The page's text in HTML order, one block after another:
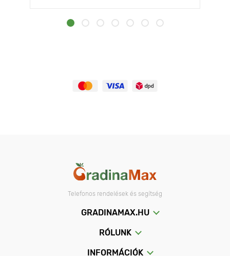
Telefonos rendelések és segítség
GRADINAMAX.HU
RÓLUNK
INFORMÁCIÓK